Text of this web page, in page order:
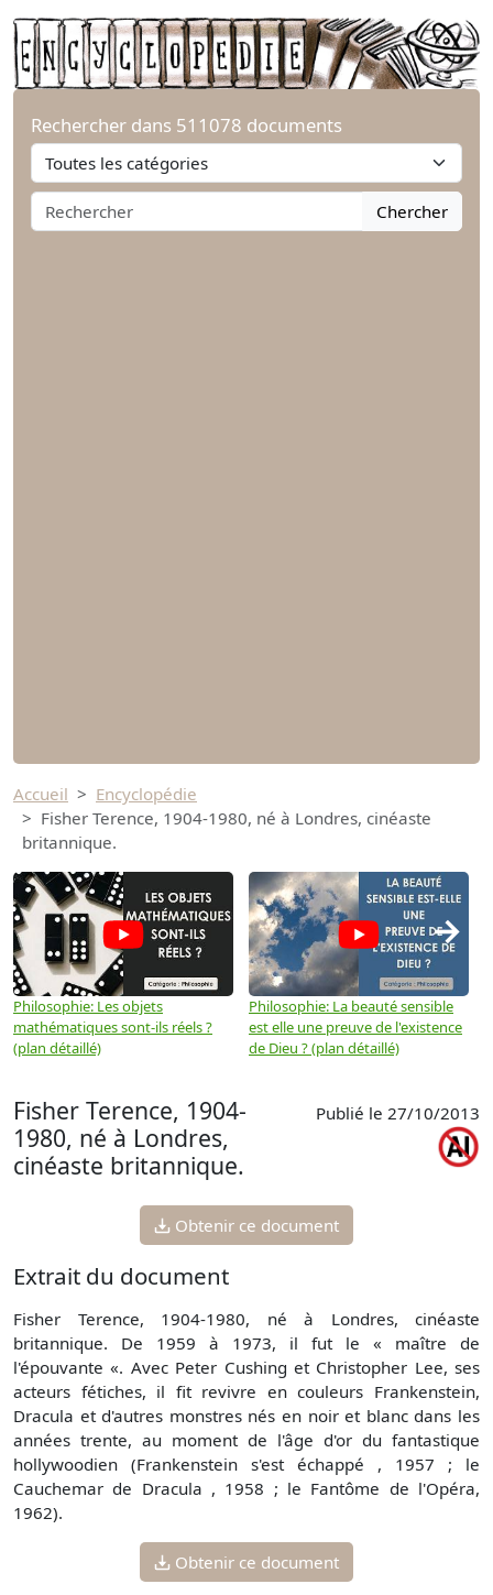
Rechercher dans 511078 documents
Chercher
Accueil
Encyclopédie
Fisher Terence, 1904-1980, né à Londres, cinéaste
britannique.
Philosophie: Les objets
mathématiques sont-ils réels ?
(plan détaillé)
Philosophie: La beauté sensible
est elle une preuve de l'existence
de Dieu ? (plan détaillé)
→
Fisher Terence, 1904-
1980, né à Londres,
cinéaste britannique.
Publié le 27/10/2013
Obtenir ce document
Extrait du document
Fisher Terence, 1904-1980, né à Londres, cinéaste
britannique. De 1959 à 1973, il fut le « maître de
l'épouvante «. Avec Peter Cushing et Christopher Lee, ses
acteurs fétiches, il fit revivre en couleurs Frankenstein,
Dracula et d'autres monstres nés en noir et blanc dans les
années trente, au moment de l'âge d'or du fantastique
hollywoodien (Frankenstein s'est échappé , 1957 ; le
Cauchemar de Dracula , 1958 ; le Fantôme de l'Opéra,
1962).
Obtenir ce document